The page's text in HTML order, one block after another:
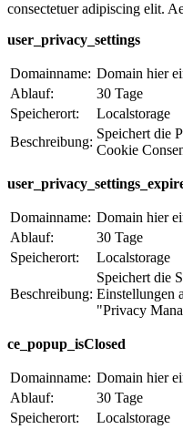
consectetuer adipiscing elit.
user_privacy_settings
Domainname: Domain hier
Ablauf:
30 Tage
Speicherort:
Localstorage
Beschreibung:
Speichert die
Cookie
Domainname: Domain hier
Ablauf:
30 Tage
Speicherort:
Localstorage
Beschreibung:
Speichert die
Einstellungen
"Privacy
ce_popup_isClosed
Domainname: Domain hier
Ablauf:
30 Tage
Speicherort:
Localstorage